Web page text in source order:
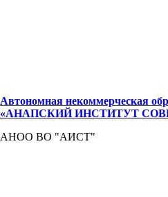
Автономная некоммерческая
«АНАПСКИЙ ИНСТИТУТ
АНОО ВО "АИСТ"